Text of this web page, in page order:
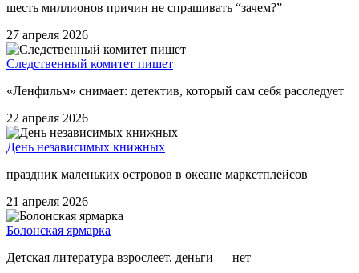
шесть миллионов причин не спрашивать “зачем?”
27 апреля 2026
Следственный комитет пишет
«Ленфильм» снимает: детектив, который сам себя расследует
22 апреля 2026
День независимых книжных
праздник маленьких островов в океане маркетплейсов
21 апреля 2026
Болонская ярмарка
Детская литература взрослеет, деньги — нет